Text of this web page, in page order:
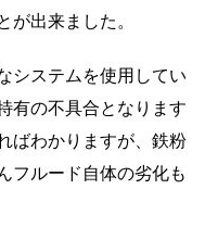
出来ました。
システムを使用してい
有の不具合となります
ばわかりますが、鉄粉
フルード自体の劣化も